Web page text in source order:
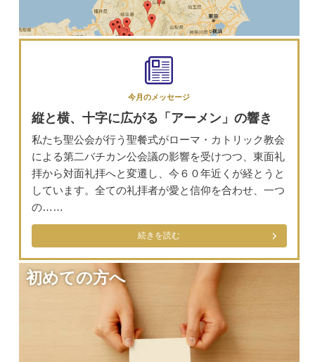
今月のメッセージ
縦と横、十字に広がる「アーメン」の響き
私たち聖公会が行う聖餐式がローマ・カトリック教会
による第二バチカン公会議の影響を受けつつ、東面礼
拝から対面礼拝へと変遷し、今６０年近くが経とうと
しています。全ての礼拝者が愛と信仰を合わせ、一つ
の……
続きを読む
初めての方へ